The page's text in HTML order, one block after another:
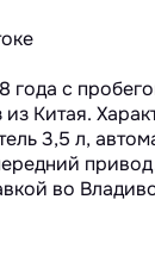
года с
из Китая.
3,5 л,
во